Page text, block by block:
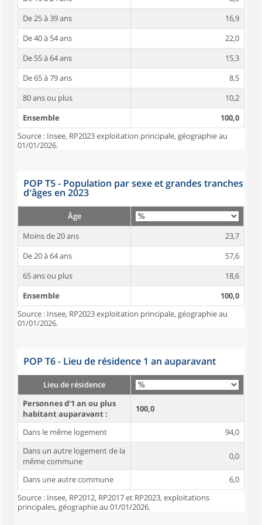
De 25 à 39 ans
16,9
De 40 à 54 ans
22,0
De 55 à 64 ans
15,3
De 65 à 79 ans
8,5
80 ans ou plus
10,2
Ensemble
100,0
Source : Insee, RP2023 exploitation principale, géographie au
01/01/2026.
POP T5 - Population par sexe et grandes tranches
d'âges en 2023
Âge
Moins de 20 ans
23,7
De 20 à 64 ans
57,6
65 ans ou plus
18,6
Ensemble
100,0
Source : Insee, RP2023 exploitation principale, géographie au
01/01/2026.
POP T6 - Lieu de résidence 1 an auparavant
Lieu de résidence
Personnes d'1 an ou plus
habitant auparavant :
100,0
Dans le même logement
94,0
Dans un autre logement de la
même commune
0,0
Dans une autre commune
6,0
Source : Insee, RP2012, RP2017 et RP2023, exploitations
principales, géographie au 01/01/2026.